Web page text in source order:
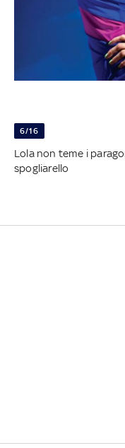
6/16
Lola non teme i
spogliarello